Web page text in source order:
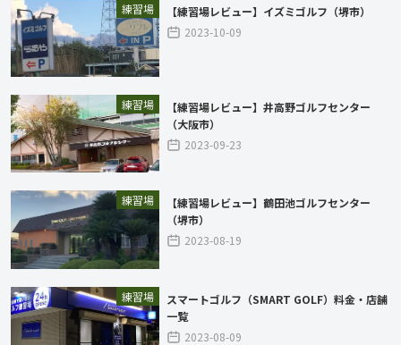
練習場
【練習場レビュー】イズミゴルフ（堺市）
2023-10-09
練習場
【練習場レビュー】井高野ゴルフセンター
（大阪市）
2023-09-23
練習場
【練習場レビュー】鶴田池ゴルフセンター
（堺市）
2023-08-19
練習場
スマートゴルフ（SMART GOLF）料金・店舗
一覧
2023-08-09